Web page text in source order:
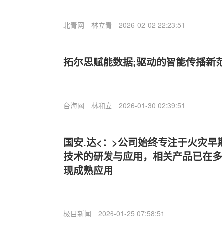
北青网 林立青 2026-02-02 22:23:51
拓尔思赋能数据;驱动的智能传播新
台海网 林和立 2026-01-30 02:39:51
国安.达<：>公司始终专注于火灾早
技术的研发与应用，相关产品已在
现成熟应用
极目新闻 2026-01-25 07:58:51